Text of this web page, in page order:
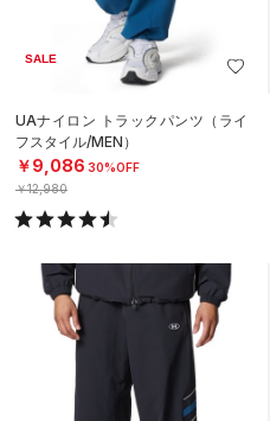
SALE
UAナイロン トラックパンツ（ライ
フスタイル/MEN）
￥9,086 30%OFF
￥12,980